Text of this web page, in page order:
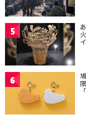
5
6